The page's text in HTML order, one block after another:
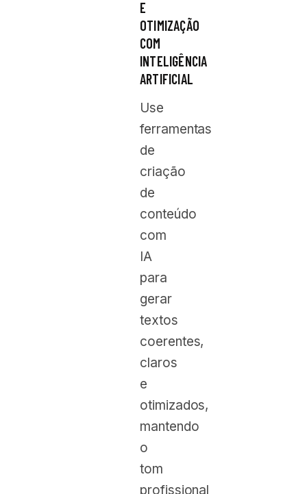
E
OTIMIZAÇÃO
COM
INTELIGÊNCIA
ARTIFICIAL
Use
ferramentas
de
criação
de
conteúdo
com
IA
para
gerar
textos
coerentes,
claros
e
otimizados,
mantendo
o
tom
profissional